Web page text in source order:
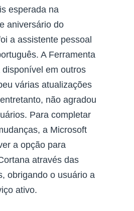
esperada na
aniversário do
a assistente pessoal
A Ferramenta
em outros
várias atualizações
não agradou
Para completar
a Microsoft
a opção para
através das
obrigando o usuário a
ativo.